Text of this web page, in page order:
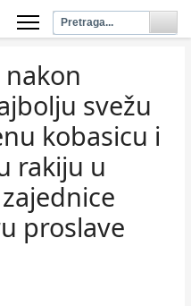
svežu
kobasicu i
rakiju u
proslave